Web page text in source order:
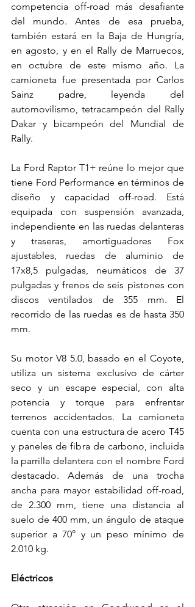
competencia off-road más desafiante
del mundo. Antes de esa prueba,
también estará en la Baja de Hungría,
en agosto, y en el Rally de Marruecos,
en octubre de este mismo año. La
camioneta fue presentada por Carlos
Sainz padre, leyenda del
automovilismo, tetracampeón del Rally
Dakar y bicampeón del Mundial de
Rally.
La Ford Raptor T1+ reúne lo mejor que
tiene Ford Performance en términos de
diseño y capacidad off-road. Está
equipada con suspensión avanzada,
independiente en las ruedas delanteras
y traseras, amortiguadores Fox
ajustables, ruedas de aluminio de
17x8,5 pulgadas, neumáticos de 37
pulgadas y frenos de seis pistones con
discos ventilados de 355 mm. El
recorrido de las ruedas es de hasta 350
mm.
Su motor V8 5.0, basado en el Coyote,
utiliza un sistema exclusivo de cárter
seco y un escape especial, con alta
potencia y torque para enfrentar
terrenos accidentados. La camioneta
cuenta con una estructura de acero T45
y paneles de fibra de carbono, incluida
la parrilla delantera con el nombre Ford
destacado. Además de una trocha
ancha para mayor estabilidad off-road,
de 2.300 mm, tiene una distancia al
suelo de 400 mm, un ángulo de ataque
superior a 70° y un peso mínimo de
2.010 kg.
Eléctricos